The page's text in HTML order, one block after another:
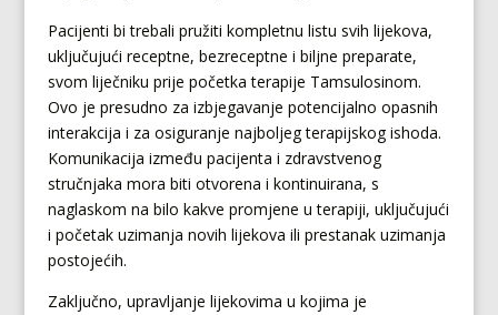
Pacijenti bi trebali pružiti kompletnu listu svih lijekova,
uključujući receptne, bezreceptne i biljne preparate,
svom liječniku prije početka terapije Tamsulosinom.
Ovo je presudno za izbjegavanje potencijalno opasnih
interakcija i za osiguranje najboljeg terapijskog ishoda.
Komunikacija između pacijenta i zdravstvenog
stručnjaka mora biti otvorena i kontinuirana, s
naglaskom na bilo kakve promjene u terapiji, uključujući
i početak uzimanja novih lijekova ili prestanak uzimanja
postojećih.
Zaključno, upravljanje lijekovima u kojima je